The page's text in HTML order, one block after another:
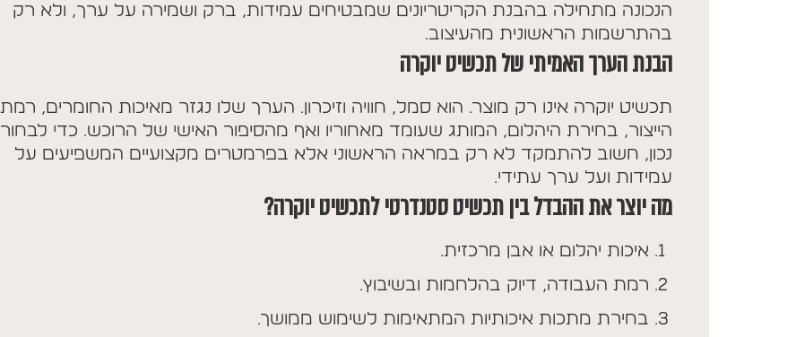
הנכונה מתחילה בהבנת הקריטריונים שמבטיחים עמידות, ברק ושמירה על ערך, ולא רק
בהתרשמות הראשונית מהעיצוב.
הבנת הערך האמיתי של תכשיט יוקרה
תכשיט יוקרה אינו רק מוצר. הוא סמל, חוויה וזיכרון. הערך שלו נגזר מאיכות החומרים, רמת
הייצור, בחירת היהלום, המותג שעומד מאחוריו ואף מהסיפור האישי של הרוכש. כדי לבחור
נכון, חשוב להתמקד לא רק במראה הראשוני אלא בפרמטרים מקצועיים המשפיעים על
עמידות ועל ערך עתידי.
מה יוצר את ההבדל בין תכשיט סטנדרטי לתכשיט יוקרה?
איכות יהלום או אבן מרכזית.
רמת העבודה, דיוק בהלחמות ובשיבוץ.
בחירת מתכות איכותיות המתאימות לשימוש ממושך.